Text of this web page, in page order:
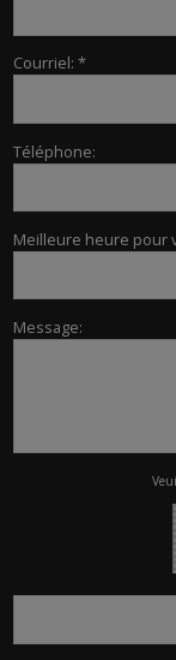
Courriel: *
Téléphone:
Meilleure heure pour
Message: